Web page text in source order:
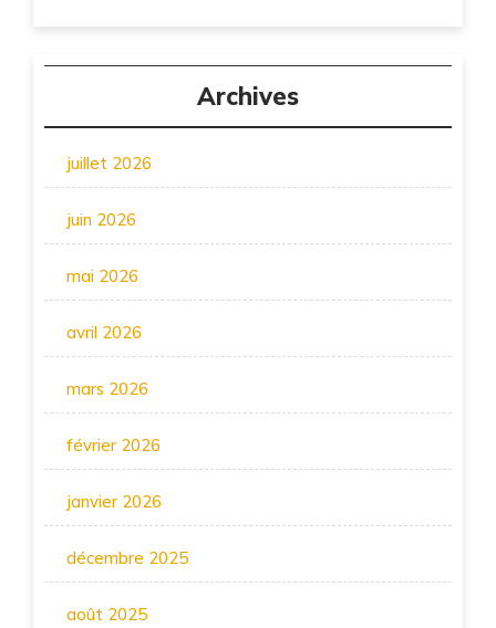
Archives
juillet 2026
juin 2026
mai 2026
avril 2026
mars 2026
février 2026
janvier 2026
décembre 2025
août 2025